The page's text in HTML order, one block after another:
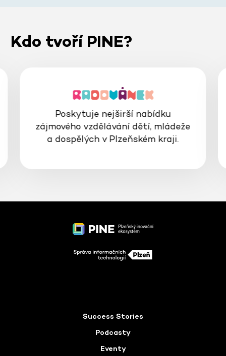
Kdo tvoří PINE?
Poskytuje nejširší nabídku
zájmového vzdělávání dětí, mládeže
a dospělých v Plzeňském kraji.
Success Stories
Podcasty
Eventy